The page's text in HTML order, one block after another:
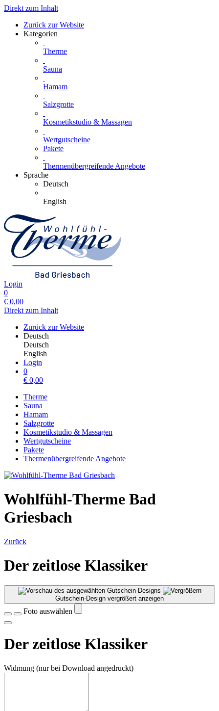
Direkt zum Inhalt
Zurück zur Website
Kategorien
Therme
Sauna
Hamam
Salzgrotte
Kosmetikstudio & Massagen
Wertgutscheine
Pakete
Thermenübergreifende Angebote
Sprache
Deutsch
English
Login
0
€ 0,00
Direkt zum Inhalt
Zurück zur Website
Deutsch
Deutsch
English
Login
0
€ 0,00
Therme
Sauna
Hamam
Salzgrotte
Kosmetikstudio & Massagen
Wertgutscheine
Pakete
Thermenübergreifende Angebote
Wohlfühl-Therme Bad
Griesbach
Zurück
Der zeitlose Klassiker
Gutschein-Design vergrößert anzeigen
Foto auswählen
Der zeitlose Klassiker
Widmung (nur bei Download angedruckt)